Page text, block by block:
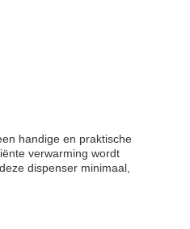
handige en praktische
verwarming wordt
dispenser minimaal,